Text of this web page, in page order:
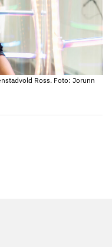
Ross. Foto: Jorunn